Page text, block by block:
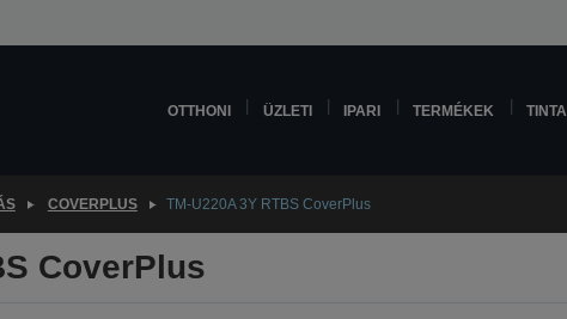
OTTHONI ÜZLETI IPARI TERMÉKEK TINTA
COVERPLUS TM-U220A 3Y RTBS CoverPlus
CoverPlus